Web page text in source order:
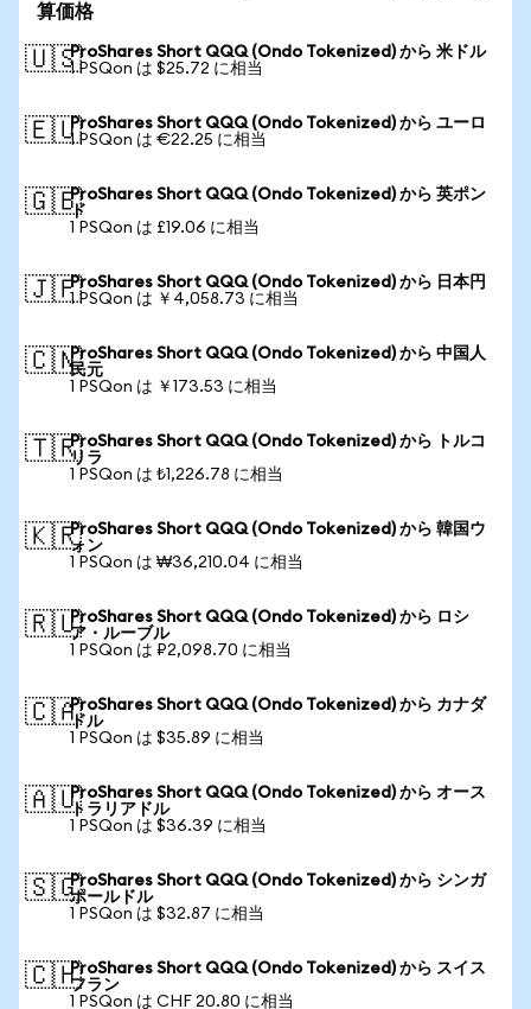
算価格
🇺🇸ProShares Short QQQ (Ondo Tokenized) から 米ドル
1 PSQon は $25.72 に相当
🇪🇺ProShares Short QQQ (Ondo Tokenized) から ユーロ
1 PSQon は €22.25 に相当
🇬🇧ProShares Short QQQ (Ondo Tokenized) から 英ポン
ド
1 PSQon は £19.06 に相当
🇯🇵ProShares Short QQQ (Ondo Tokenized) から 日本円
1 PSQon は ￥4,058.73 に相当
🇨🇳ProShares Short QQQ (Ondo Tokenized) から 中国人
民元
1 PSQon は ￥173.53 に相当
🇹🇷ProShares Short QQQ (Ondo Tokenized) から トルコ
リラ
1 PSQon は ₺1,226.78 に相当
🇰🇷ProShares Short QQQ (Ondo Tokenized) から 韓国ウ
ォン
1 PSQon は ₩36,210.04 に相当
🇷🇺ProShares Short QQQ (Ondo Tokenized) から ロシ
ア・ルーブル
1 PSQon は ₽2,098.70 に相当
🇨🇦ProShares Short QQQ (Ondo Tokenized) から カナダ
ドル
1 PSQon は $35.89 に相当
🇦🇺ProShares Short QQQ (Ondo Tokenized) から オース
トラリアドル
1 PSQon は $36.39 に相当
🇸🇬ProShares Short QQQ (Ondo Tokenized) から シンガ
ポールドル
1 PSQon は $32.87 に相当
🇨🇭ProShares Short QQQ (Ondo Tokenized) から スイス
フラン
1 PSQon は CHF 20.80 に相当